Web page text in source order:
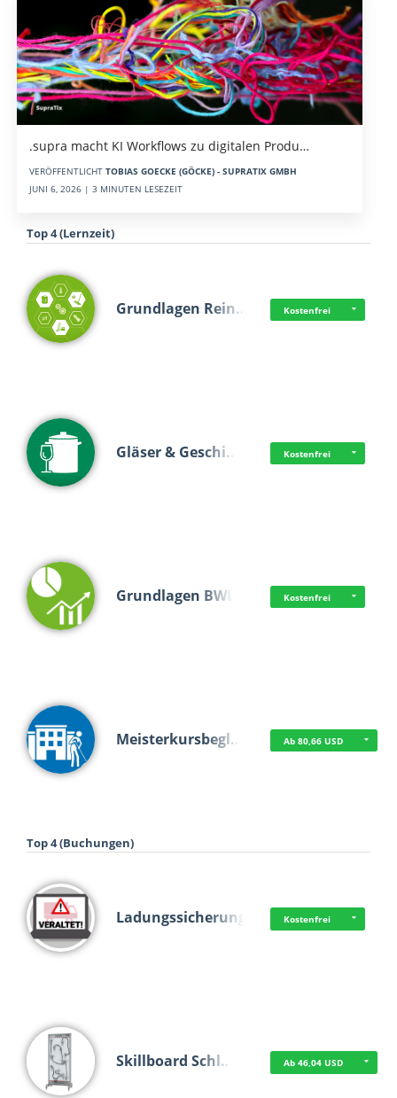
.supra macht KI Workflows zu digitalen Produ…
VERÖFFENTLICHT TOBIAS GOECKE (GÖCKE) - SUPRATIX GMBH
JUNI 6, 2026 | 3 MINUTEN LESEZEIT
Top 4 (Lernzeit)
Grundlagen Rein… Kostenfrei
Gläser & Geschi… Kostenfrei
Grundlagen BWL Kostenfrei
Meisterkursbegl… Ab 80,66 USD
Top 4 (Buchungen)
Ladungssicherung Kostenfrei
Skillboard Schl… Ab 46,04 USD